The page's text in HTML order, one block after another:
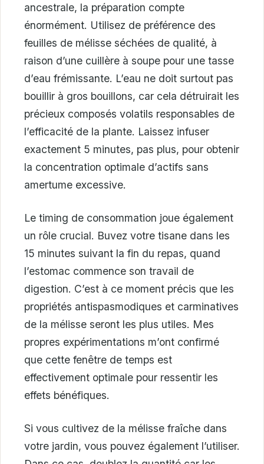
ancestrale, la préparation compte
énormément. Utilisez de préférence des
feuilles de mélisse séchées de qualité, à
raison d’une cuillère à soupe pour une tasse
d’eau frémissante. L’eau ne doit surtout pas
bouillir à gros bouillons, car cela détruirait les
précieux composés volatils responsables de
l’efficacité de la plante. Laissez infuser
exactement 5 minutes, pas plus, pour obtenir
la concentration optimale d’actifs sans
amertume excessive.
Le timing de consommation joue également
un rôle crucial. Buvez votre tisane dans les
15 minutes suivant la fin du repas, quand
l’estomac commence son travail de
digestion. C’est à ce moment précis que les
propriétés antispasmodiques et carminatives
de la mélisse seront les plus utiles. Mes
propres expérimentations m’ont confirmé
que cette fenêtre de temps est
effectivement optimale pour ressentir les
effets bénéfiques.
Si vous cultivez de la mélisse fraîche dans
votre jardin, vous pouvez également l’utiliser.